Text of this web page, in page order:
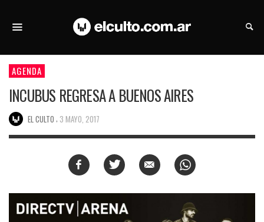
AGENDA
INCUBUS REGRESA A BUENOS AIRES
EL CULTO 3 MAYO, 2017